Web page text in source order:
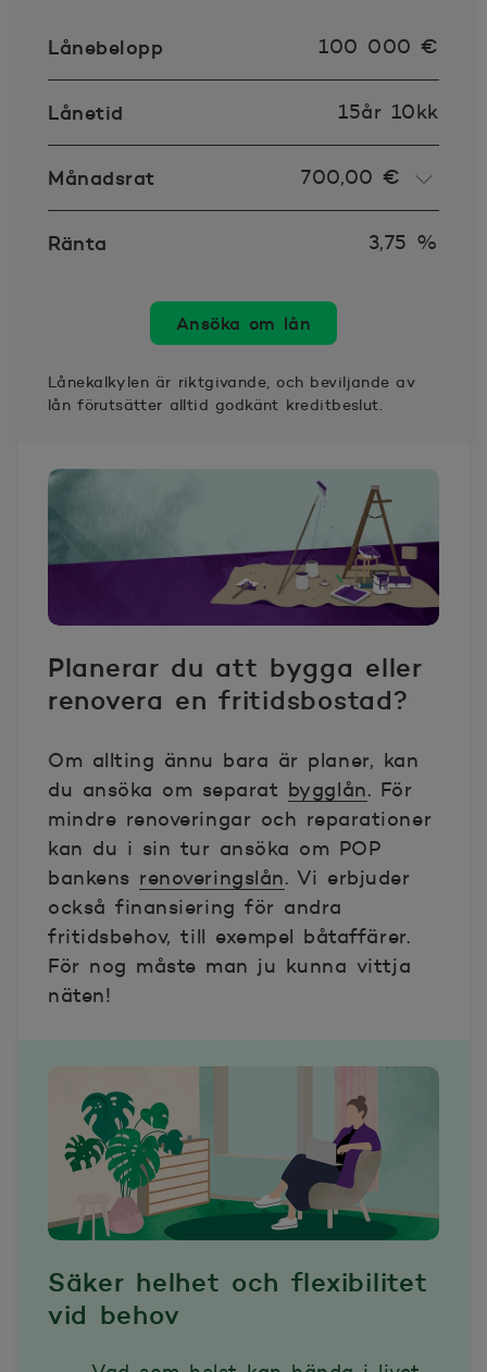
Lånebelopp 100 000 €
Lånetid 15år 10kk
Månadsrat 700,00 €
Ränta 3,75 %
Ansöka om lån
Lånekalkylen är riktgivande, och beviljande av
lån förutsätter alltid godkänt kreditbeslut.
Planerar du att bygga eller
renovera en fritidsbostad?
Om allting ännu bara är planer, kan
du ansöka om separat bygglån. För
mindre renoveringar och reparationer
kan du i sin tur ansöka om POP
bankens renoveringslån. Vi erbjuder
också finansiering för andra
fritidsbehov, till exempel båtaffärer.
För nog måste man ju kunna vittja
näten!
Säker helhet och flexibilitet
vid behov